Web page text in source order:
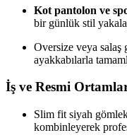
Kot pantolon ve
bir günlük stil
Oversize veya salaş
ayakkabılarla
İş ve Resmi
Slim fit siyah
kombinleyerek